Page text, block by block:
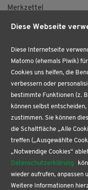
Merkzettel
ÜBER UNS
VERTRAG WIDERRUFEN
BÜROPROFI
PAPETERIE
BUCHHANDLUNG
KONTAKT
Buchgenuss nach
Blind Date mit dem
Newsletter abonnieren
Diese Webseite
Diese Internetseite
Matomo (ehemals Piwik)
Cookies uns helfen, die
verbessern oder
bestimmte Funktionen (z.
können selbst
zustimmen. Sie können
die Schaltfläche „Alle
treffen („Ausgewählte
„Notwendige Cookies“
Datenschutzerklärung
wieder aufrufen, anpassen
Weitere Informationen